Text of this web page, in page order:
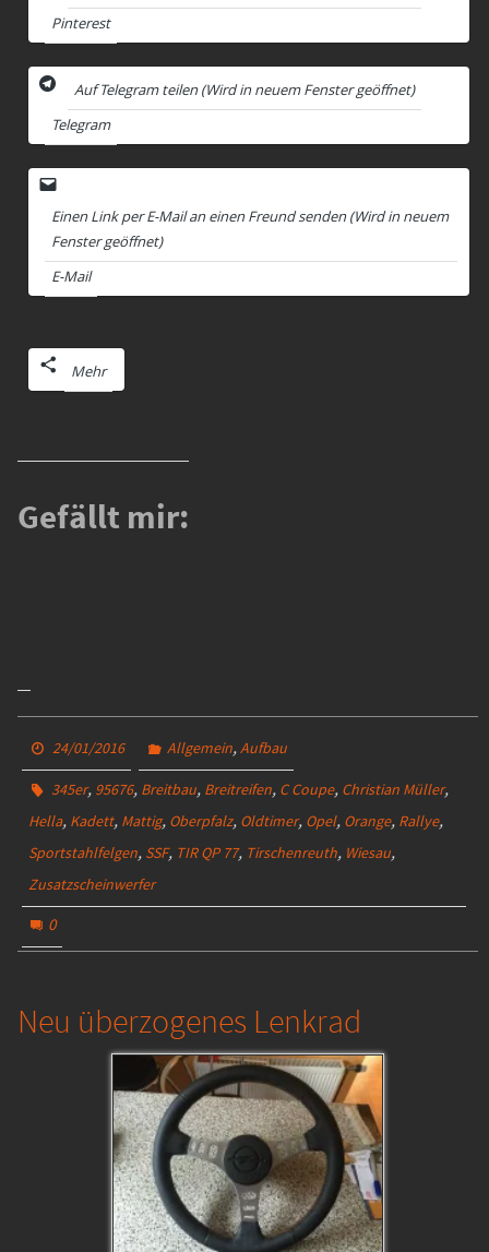
Pinterest
Auf Telegram teilen (Wird in neuem Fenster geöffnet)
Telegram
Einen Link per E-Mail an einen Freund senden (Wird in neuem
Fenster geöffnet)
E-Mail
Mehr
Gefällt mir:
24/01/2016 Allgemein,Aufbau
345er, 95676, Breitbau, Breitreifen, C Coupe, Christian Müller,
Hella, Kadett, Mattig, Oberpfalz, Oldtimer, Opel, Orange, Rallye,
Sportstahlfelgen, SSF, TIR QP 77, Tirschenreuth, Wiesau,
Zusatzscheinwerfer
0
Neu überzogenes Lenkrad